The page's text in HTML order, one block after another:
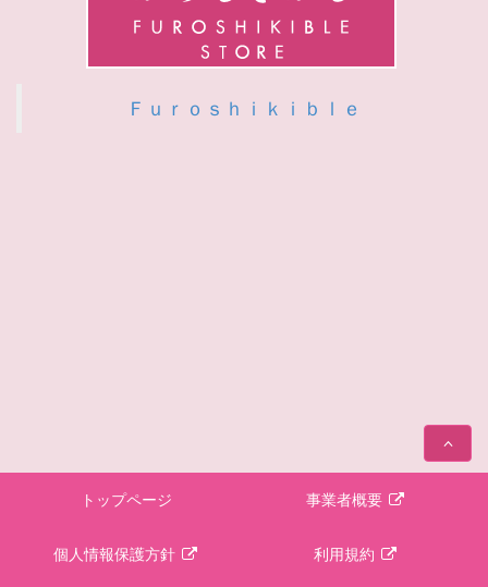
Ｆｕｒｏｓｈｉｋｉｂｌｅ
トップページ 事業者概要
個人情報保護方針 利用規約